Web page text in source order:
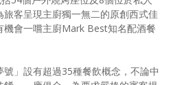
客呈現主廚獨一無二的原創西式佳
會一嚐主廚Mark Best知名配酒餐
」設有超過35種餐飲概念，不論中